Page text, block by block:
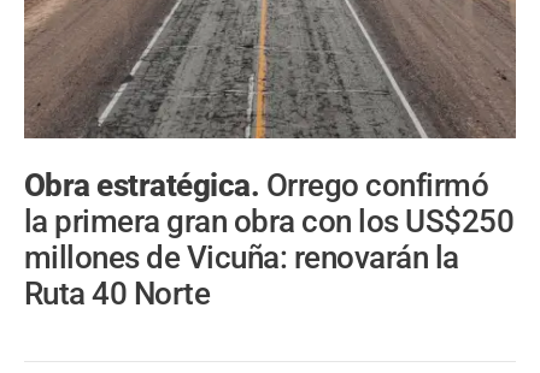
Obra estratégica. Orrego confirmó
la primera gran obra con los US$250
millones de Vicuña: renovarán la
Ruta 40 Norte